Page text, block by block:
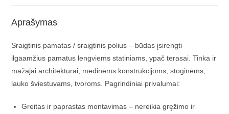
Aprašymas
Sraigtinis pamatas / sraigtinis polius – būdas įsirengti
ilgaamžius pamatus lengviems statiniams, ypač terasai. Tinka ir
mažajai architektūrai, medinėms konstrukcijoms, stoginėms,
lauko šviestuvams, tvoroms. Pagrindiniai privalumai:
Greitas ir paprastas montavimas – nereikia gręžimo ir